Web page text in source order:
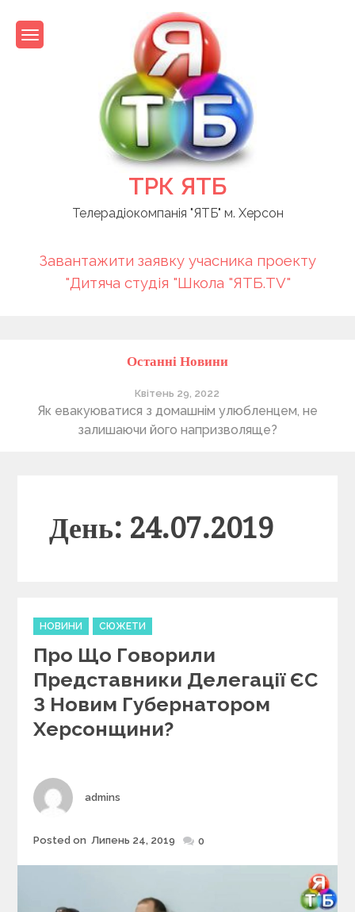
content
ТРК ЯТБ
Телерадіокомпанія "ЯТБ" м. Херсон
Завантажити заявку учасника проекту
"Дитяча студія "Школа "ЯТБ.TV"
Останні Новини
Квітень 29, 2022
Як евакуюватися з домашнім улюбленцем, не
залишаючи його напризволяще?
День: 24.07.2019
C
a
e
g
o
r
i
НОВИНИ СЮЖЕТИ
Про Що Говорили
Представники Делегації ЄС
З Новим Губернатором
Херсонщини?
Author
admins
Posted
Posted on Липень 24, 2019 0